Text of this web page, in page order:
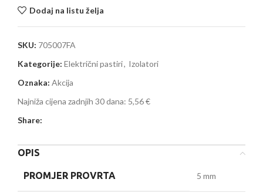
Dodaj na listu želja
SKU: 705007FA
Kategorije: Električni pastiri, Izolatori
Oznaka: Akcija
Najniža cijena zadnjih 30 dana: 5,56 €
Share:
OPIS
PROMJER PROVRTA 5 mm